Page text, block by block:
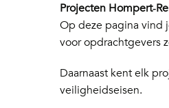
Projecten
Op deze pagina vind
voor opdrachtgevers
Daarnaast kent elk
veiligheidseisen.